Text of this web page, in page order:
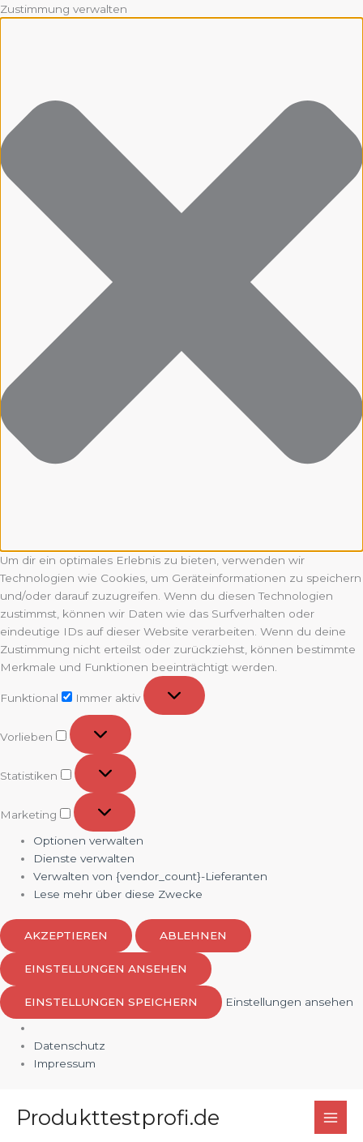
Zustimmung verwalten
Um dir ein optimales Erlebnis zu bieten, verwenden wir
Technologien wie Cookies, um Geräteinformationen zu speichern
und/oder darauf zuzugreifen. Wenn du diesen Technologien
zustimmst, können wir Daten wie das Surfverhalten oder
eindeutige IDs auf dieser Website verarbeiten. Wenn du deine
Zustimmung nicht erteilst oder zurückziehst, können bestimmte
Merkmale und Funktionen beeinträchtigt werden.
Funktional
Immer aktiv
Vorlieben
Vorlieben
Statistiken
Statistiken
Marketing
Marketing
Optionen verwalten
Dienste verwalten
Verwalten von {vendor_count}-Lieferanten
Lese mehr über diese Zwecke
AKZEPTIEREN ABLEHNEN
EINSTELLUNGEN ANSEHEN
EINSTELLUNGEN SPEICHERN Einstellungen ansehen
Datenschutz
Impressum
InhaltProdukttestprofi.de